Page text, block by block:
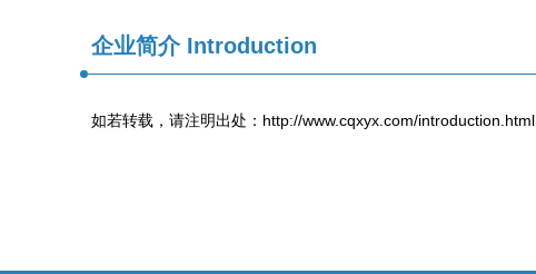
企业简介 Introduction
如若转载，请注明出处：http://www.cqxyx.com/introduction.html